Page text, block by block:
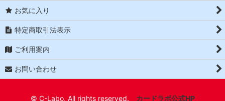
お気に入り
特定商取引法表示
ご利用案内
お問い合わせ
© C-Labo, All rights reserved. カードラボ公式HP